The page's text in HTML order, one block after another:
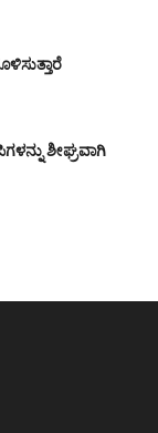
ಶೀಘ್ರವಾಗಿ